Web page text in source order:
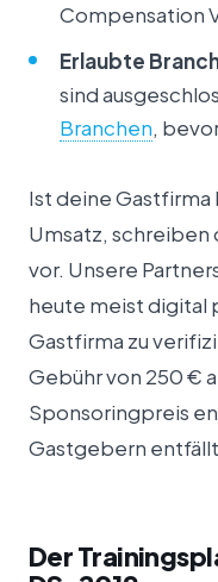
Compensation
Erlaubte
sind
Branchen,
Ist deine
Umsatz, schreiben
vor. Unsere
heute meist digital
Gastfirma zu
Gebühr von 250 €
Sponsoringpreis
Gastgebern
Der